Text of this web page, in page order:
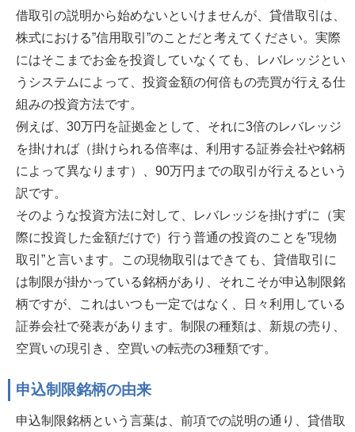
借取引の説明から始めないといけませんが、貸借取引は、
株式における”信用取引”のことだと考えてください。実際
にはそこまでお金を投資していなくても、レバレッジとい
うシステムによって、投資金額の何倍もの売買が行える仕
組みの投資方法です。
例えば、30万円を証拠金として、それに3倍のレバレッジ
を掛ければ（掛けられる倍率は、利用する証券会社や銘柄
によって異なります）、90万円までの取引が行えるという
訳です。
そのような投資方法に対して、レバレッジを掛けずに（実
際に投資した金額だけで）行う普通の投資のことを”現物
取引”と言います。この現物取引はできても、貸借取引に
は制限が掛かっている銘柄があり、それこそが申込制限銘
柄ですが、これはいつも一定ではなく、日々利用している
証券会社で発表があります。制限の種類は、新規の売り、
空買いの現引き、空買いの転売の3種類です。
申込制限銘柄の由来
申込制限銘柄という言葉は、前項での説明の通り、貸借取